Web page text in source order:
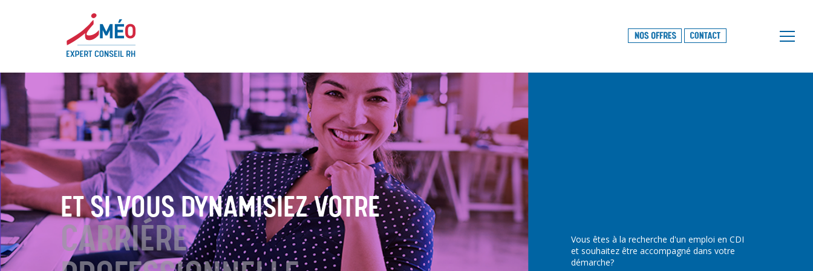
×
ET SI VOUS DYNAMISIEZ VOTRE
CARRIÉRE
Vous êtes à la recherche d'un emploi en CDI
et souhaitez être accompagné dans votre
démarche?